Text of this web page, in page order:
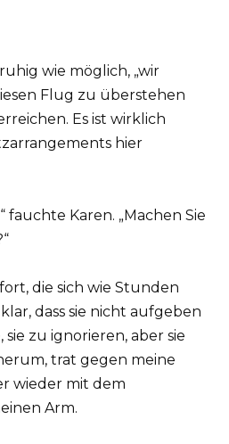
ruhig wie möglich, „wir
Flug zu überstehen
Es ist wirklich
hier
fauchte Karen. „Machen Sie
die sich wie Stunden
dass sie nicht aufgeben
zu ignorieren, aber sie
trat gegen meine
wieder mit dem
Arm.